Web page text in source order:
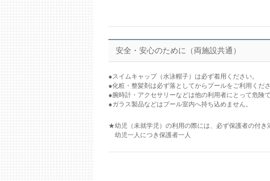
安全・安心のために（両施設共通）
●スイムキャップ（水泳帽子）は必ず着用ください。
●化粧・整髪剤は必ず落としてからプールをご利用くださ
●腕時計・アクセサリーなどは他の利用者にとって危険
●ガラス製品などはプール室内へ持ち込めません。
★幼児（未就学児）の利用の際には、必ず保護者の付き
幼児一人につき保護者一人